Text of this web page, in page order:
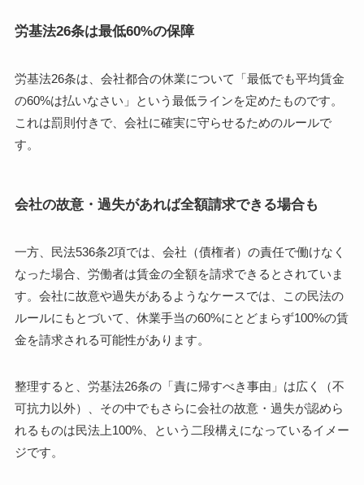
労基法26条は最低60%の保障
労基法26条は、会社都合の休業について「最低でも平均賃金
の60%は払いなさい」という最低ラインを定めたものです。
これは罰則付きで、会社に確実に守らせるためのルールで
す。
会社の故意・過失があれば全額請求できる場合も
一方、民法536条2項では、会社（債権者）の責任で働けなく
なった場合、労働者は賃金の全額を請求できるとされていま
す。会社に故意や過失があるようなケースでは、この民法の
ルールにもとづいて、休業手当の60%にとどまらず100%の賃
金を請求される可能性があります。
整理すると、労基法26条の「責に帰すべき事由」は広く（不
可抗力以外）、その中でもさらに会社の故意・過失が認めら
れるものは民法上100%、という二段構えになっているイメー
ジです。